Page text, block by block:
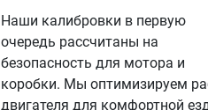
Наши калибровки в первую
очередь рассчитаны на
безопасность для мотора и
коробки. Мы оптимизируем
двигателя для комфортной